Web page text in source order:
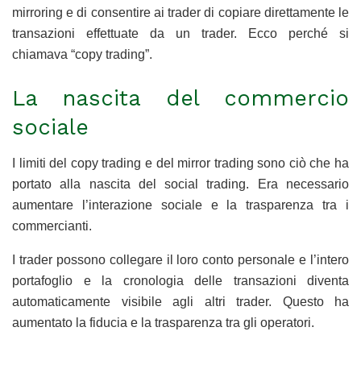
mirroring e di consentire ai trader di copiare direttamente le
transazioni effettuate da un trader. Ecco perché si
chiamava “copy trading”.
La nascita del commercio
sociale
I limiti del copy trading e del mirror trading sono ciò che ha
portato alla nascita del social trading. Era necessario
aumentare l’interazione sociale e la trasparenza tra i
commercianti.
I trader possono collegare il loro conto personale e l’intero
portafoglio e la cronologia delle transazioni diventa
automaticamente visibile agli altri trader. Questo ha
aumentato la fiducia e la trasparenza tra gli operatori.